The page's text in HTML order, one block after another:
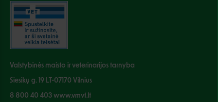
Valstybinės maisto ir veterinarijos tarnyba
Siesikų g. 19 LT-07170 Vilnius
8 800 40 403 www.vmvt.lt